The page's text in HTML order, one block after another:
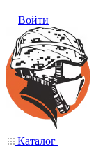
Войти
Каталог